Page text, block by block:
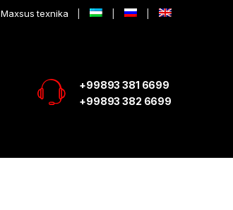
Maxsus texnika
+99893 381 6699
+99893 382 6699